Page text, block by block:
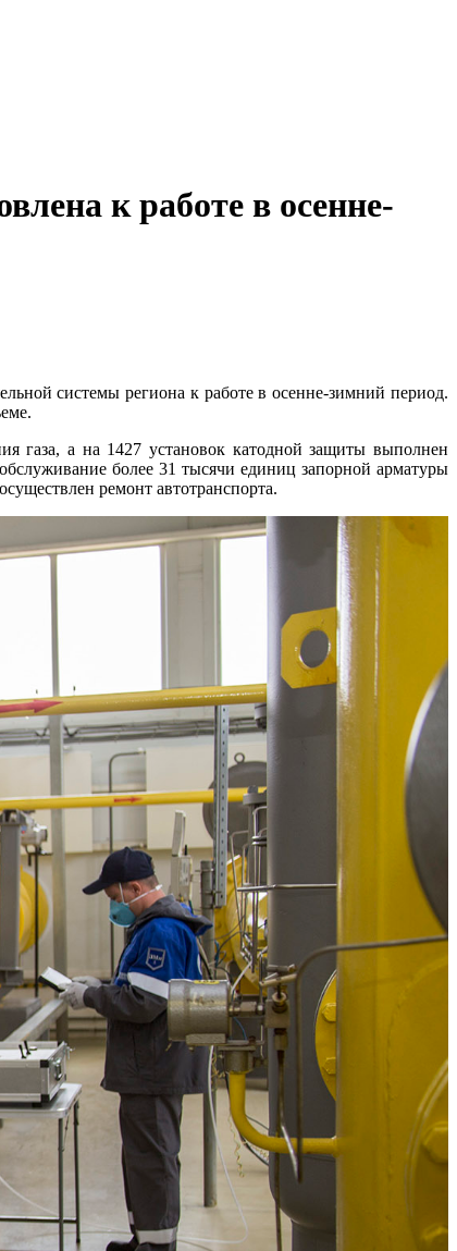
к работе в осенне-
системы региона к работе в осенне-зимний период.
газа, а на 1427 установок катодной защиты выполнен
более 31 тысячи единиц запорной арматуры
ремонт автотранспорта.